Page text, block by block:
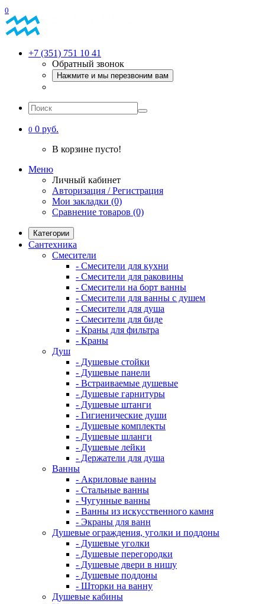
0
+7 (351) 751 10 41
Обратный звонок
Нажмите и мы перезвоним вам
0 0 руб.
В корзине пусто!
Меню
Личный кабинет
Авторизация / Регистрация
Мои закладки (0)
Сравнение товаров (0)
Категории
Сантехника
Смесители
- Смесители для кухни
- Смесители для раковины
- Смесители на борт ванны
- Смесители для ванны с душем
- Смесители для душа
- Смесители для биде
- Краны для фильтра
- Краны
Душ
- Душевые стойки
- Душевые панели
- Встраиваемые душевые
- Душевые гарнитуры
- Душевые штанги
- Гигиенические души
- Душевые комплекты
- Душевые шланги
- Душевые лейки
- Держатели для душа
Ванны
- Акриловые ванны
- Стальные ванны
- Чугунные ванны
- Ванны из искусственного камня
- Экраны для ванн
Душевые ограждения, уголки и поддоны
- Душевые уголки
- Душевые перегородки
- Душевые двери в нишу
- Душевые поддоны
- Шторки на ванну
Душевые кабины